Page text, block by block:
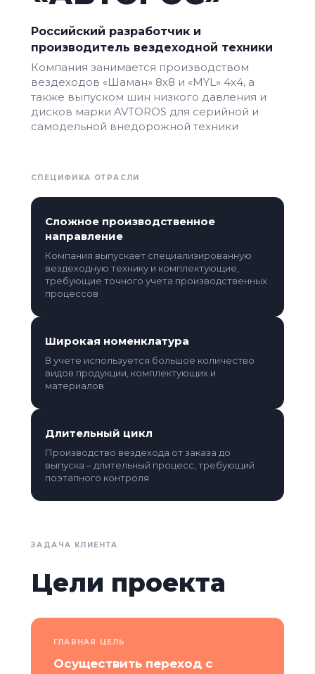
Российский разработчик и
производитель вездеходной техники
Компания занимается производством
вездеходов «Шаман» 8x8 и «MYL» 4x4, а
также выпуском шин низкого давления и
дисков марки AVTOROS для серийной и
самодельной внедорожной техники
СПЕЦИФИКА ОТРАСЛИ
Сложное производственное
направление
Компания выпускает специализированную
вездеходную технику и комплектующие,
требующие точного учета производственных
процессов
Широкая номенклатура
В учете используется большое количество
видов продукции, комплектующих и
материалов
Длительный цикл
Производство вездехода от заказа до
выпуска – длительный процесс, требующий
поэтапного контроля
ЗАДАЧА КЛИЕНТА
Цели проекта
ГЛАВНАЯ ЦЕЛЬ
Осуществить переход с